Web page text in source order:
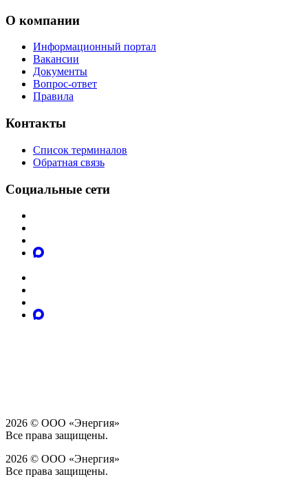
О компании
Информационный портал
Вакансии
Документы
Вопрос-ответ
Правила
Контакты
Список терминалов
Обратная связь
Социальные сети
2026 © ООО «Энергия»
Все права защищены.
2026 © ООО «Энергия»
Все права защищены.